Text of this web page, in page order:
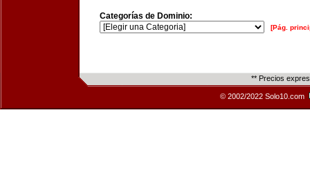
Categorías de Dominio:
[Pág.
** Precios
© 2002/2022 Solo10.com